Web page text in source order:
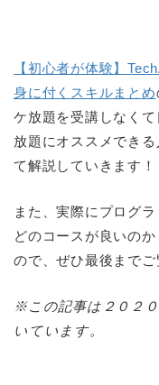
【初心者が体験】
身に付くスキルまとめ
ケ放題を受講しなく
放題にオススメでき
て解説していきます！
また、実際にプログ
どのコースが良いの
ので、ぜひ最後までご
※この記事は２０２
いています。